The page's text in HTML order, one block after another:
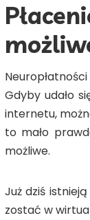
Gdyby udało
internetu,
to mało
możliwe.
Już dziś
zostać w